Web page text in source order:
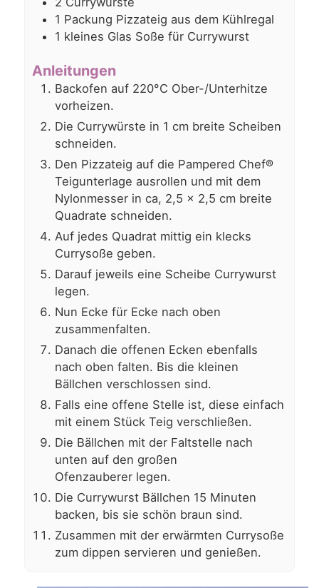
1 Packung Pizzateig aus dem Kühlregal
1 kleines Glas Soße für Currywurst
Anleitungen
Backofen auf 220°C Ober-/Unterhitze
vorheizen.
Die Currywürste in 1 cm breite Scheiben
schneiden.
Den Pizzateig auf die Pampered Chef®
Teigunterlage ausrollen und mit dem
Nylonmesser in ca, 2,5 x 2,5 cm breite
Quadrate schneiden.
Auf jedes Quadrat mittig ein klecks
Currysoße geben.
Darauf jeweils eine Scheibe Currywurst
legen.
Nun Ecke für Ecke nach oben
zusammenfalten.
Danach die offenen Ecken ebenfalls
nach oben falten. Bis die kleinen
Bällchen verschlossen sind.
Falls eine offene Stelle ist, diese einfach
mit einem Stück Teig verschließen.
Die Bällchen mit der Faltstelle nach
unten auf den großen
Ofenzauberer legen.
Die Currywurst Bällchen 15 Minuten
backen, bis sie schön braun sind.
Zusammen mit der erwärmten Currysoße
zum dippen servieren und genießen.